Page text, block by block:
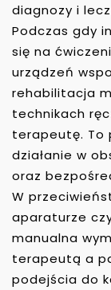
diagnozy i
Podczas gdy
się na
urządzeń
rehabilitacja
technikach
terapeutę. To
działanie w
oraz
W
aparaturze
manualna
terapeutą a
podejścia do